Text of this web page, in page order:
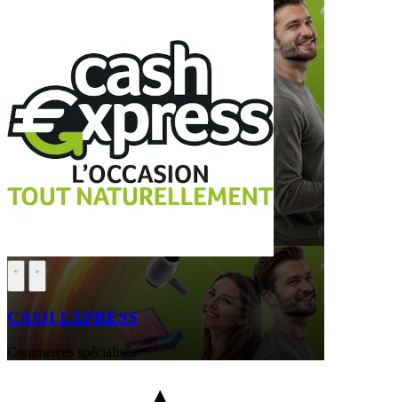
CASH EXPRESS
Commerces spécialisés